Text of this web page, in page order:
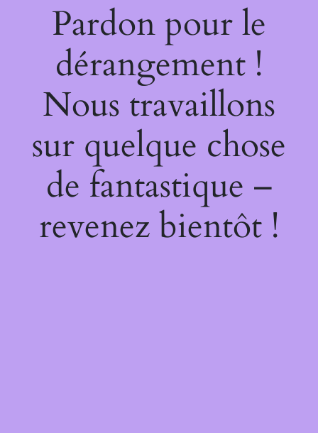
Pardon pour le
dérangement !
Nous travaillons
sur quelque chose
de fantastique –
revenez bientôt !